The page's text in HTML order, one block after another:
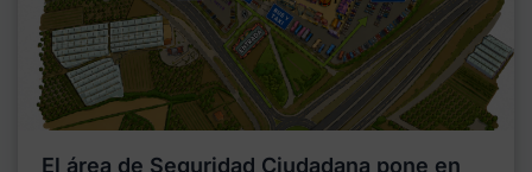
El área de Seguridad Ciudadana pone en